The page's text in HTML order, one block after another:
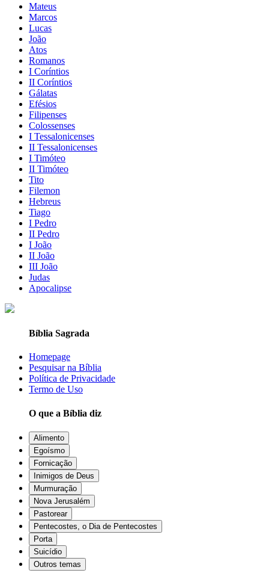
Mateus
Marcos
Lucas
João
Atos
Romanos
I Coríntios
II Coríntios
Gálatas
Efésios
Filipenses
Colossenses
I Tessalonicenses
II Tessalonicenses
I Timóteo
II Timóteo
Tito
Filemon
Hebreus
Tiago
I Pedro
II Pedro
I João
II João
III João
Judas
Apocalipse
Bíblia Sagrada
Homepage
Pesquisar na Bíblia
Política de Privacidade
Termo de Uso
O que a Bíblia diz
Alimento
Egoísmo
Fornicação
Inimigos de Deus
Murmuração
Nova Jerusalém
Pastorear
Pentecostes, o Dia de Pentecostes
Porta
Suicídio
Outros temas